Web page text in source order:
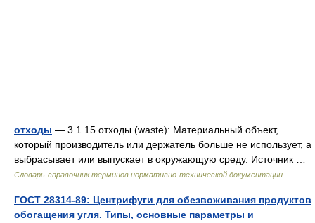
отходы — 3.1.15 отходы (waste): Материальный объект,
который производитель или держатель больше не использует, а
выбрасывает или выпускает в окружающую среду. Источник …
Словарь-справочник терминов нормативно-технической документации
ГОСТ 28314-89: Центрифуги для обезвоживания продуктов
обогащения угля. Типы, основные параметры и